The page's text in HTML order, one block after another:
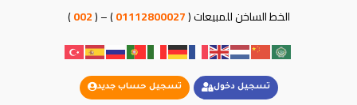
الخط الساخن للمبيعات (01112800027
) – (
002
)
تسجيل دخول تسجيل حساب جديد